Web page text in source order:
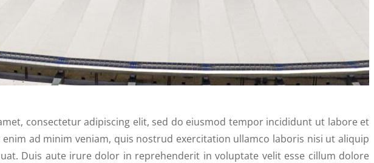
consectetur adipiscing elit, sed do eiusmod tempor incididunt ut labore et
enim ad minim veniam, quis nostrud exercitation ullamco laboris nisi ut aliquip
Duis aute irure dolor in reprehenderit in voluptate velit esse cillum dolore